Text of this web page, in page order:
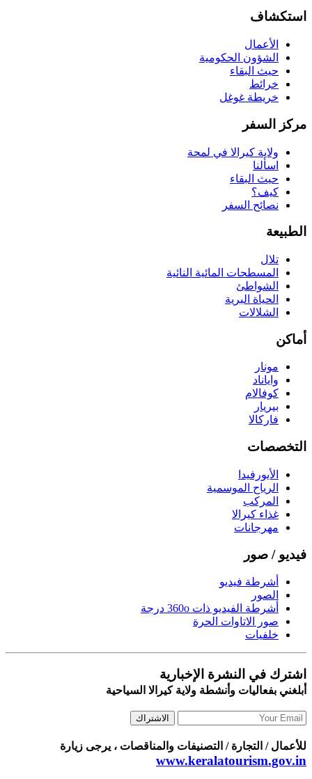
استكشاف
الأعمال
الشؤون الحكومية
حيث البقاء
خرائط
خريطة غوغل
مركز السفر
ولاية كيرالا في لمحة
اسألنا
حيث البقاء
كيف؟
نصائح السفر
الطبيعة
تلال
المسطحات المائية النائية
الشواطئ
الحياة البرية
الشلالات
أماكن
مونار
واياناد
كوفالام
بيريار
فاركالا
التخصصات
الأيورفيدا
الرياح الموسمية
المركب
غذاء كيرالا
مهرجانات
فيديو / صور
أشرطة فيديو
الصور
أشرطة الفيديو ذات 360o درجة
صور الاتاوات الحرة
خلفيات
اشترك في النشرة الإخبارية
أبلغني بفعاليات وأنشطة ولاية كيرالا السياحية
الاشتراك
للأعمال / التجارة / التصنيفات والمناقصات ، يرجى زيارة
www.keralatourism.gov.in